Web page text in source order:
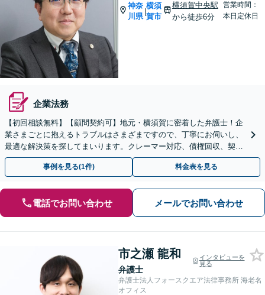
神奈
川県
|
横須
賀市
横須賀中央駅
から徒歩6分
営業時間：
本日定休日
企業法務
【初回相談無料】【顧問契約可】地元・横須賀に密着した弁護士！企
業さまごとに抱えるトラブルはさまざまですので、丁寧にお伺いし、
最適な解決策を探してまいります。クレーマー対応、債権回収、契約
書の作成、労働・従業員トラブルなど【横須賀中央駅6分】
事例を見る(1件) 料金表を見る
電話でお問い合わせ メールでお問い合わせ
市之瀬 龍和
弁護士
インタビューを
見る
弁護士法人フォースクエア法律事務所 海老名
オフィス